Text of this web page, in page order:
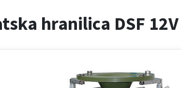
hranilica DSF 12V